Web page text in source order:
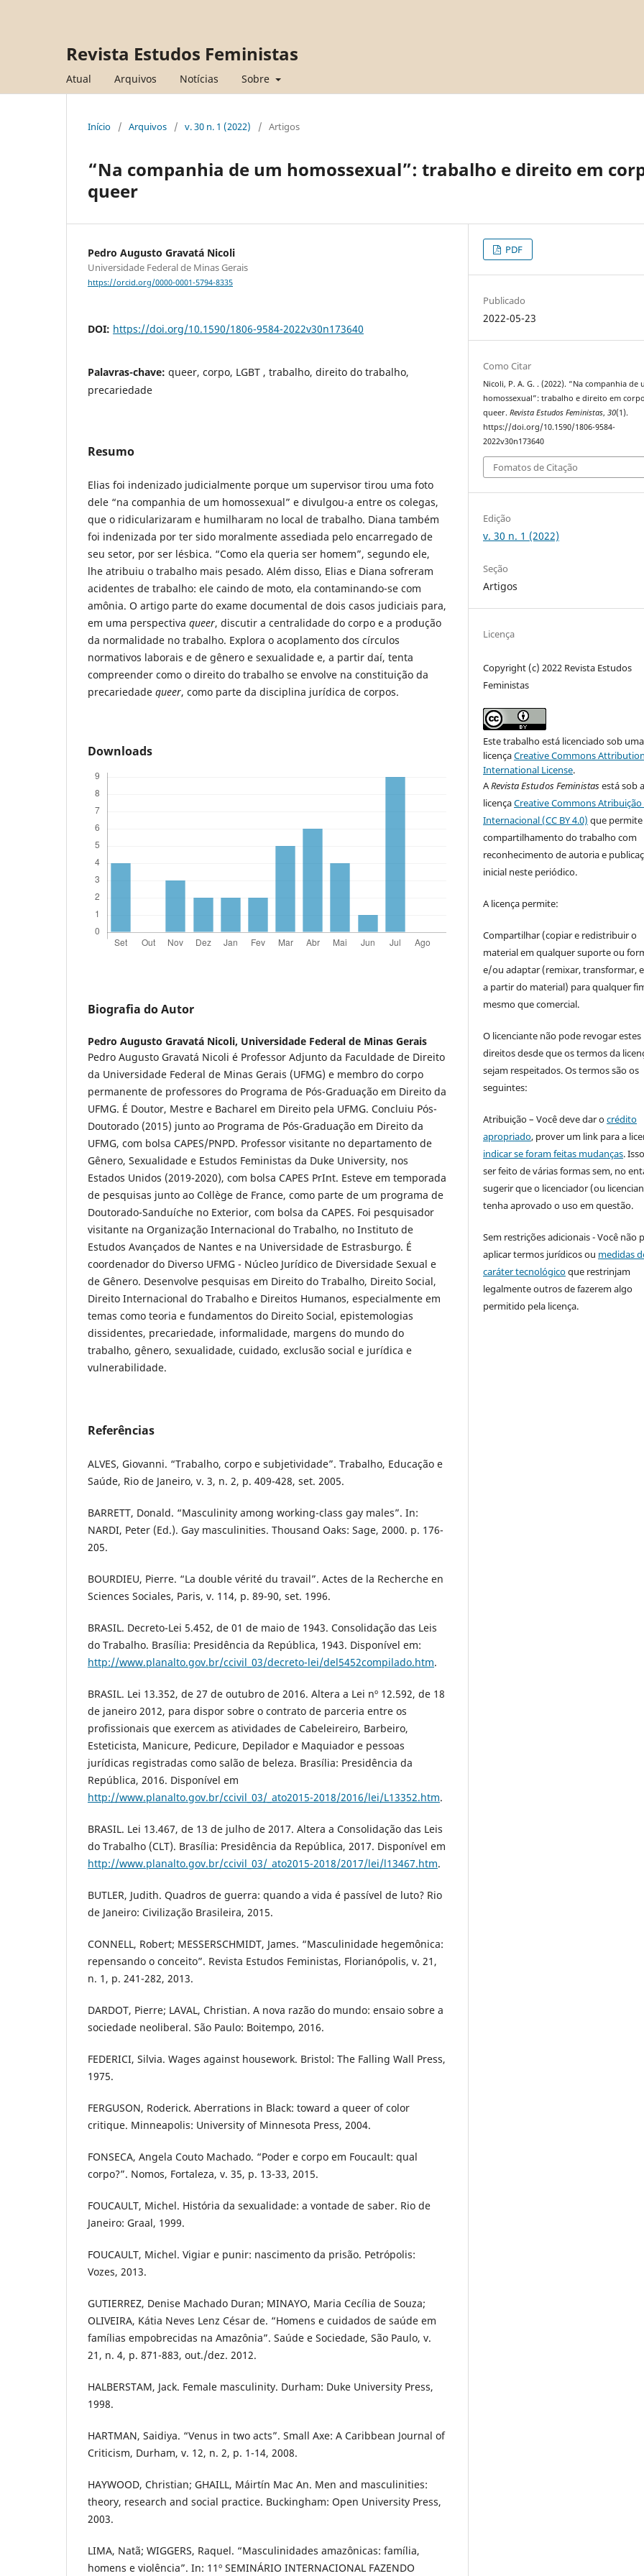
Revista Estudos Feministas
Atual Arquivos Notícias Sobre
Início / Arquivos / v. 30 n. 1 (2022) / Artigos
“Na companhia de um homossexual”: trabalho e direito em
queer
Pedro Augusto Gravatá Nicoli
Universidade Federal de Minas Gerais
https://orcid.org/0000-0001-5794-8335
DOI: https://doi.org/10.1590/1806-9584-2022v30n173640
Palavras-chave: queer, corpo, LGBT , trabalho, direito do trabalho,
precariedade
Resumo
Elias foi indenizado judicialmente porque um supervisor tirou uma foto
dele “na companhia de um homossexual” e divulgou-a entre os colegas,
que o ridicularizaram e humilharam no local de trabalho. Diana também
foi indenizada por ter sido moralmente assediada pelo encarregado de
seu setor, por ser lésbica. “Como ela queria ser homem”, segundo ele,
lhe atribuiu o trabalho mais pesado. Além disso, Elias e Diana sofreram
acidentes de trabalho: ele caindo de moto, ela contaminando-se com
amônia. O artigo parte do exame documental de dois casos judiciais para,
em uma perspectiva queer, discutir a centralidade do corpo e a produção
da normalidade no trabalho. Explora o acoplamento dos círculos
normativos laborais e de gênero e sexualidade e, a partir daí, tenta
compreender como o direito do trabalho se envolve na constituição da
precariedade queer, como parte da disciplina jurídica de corpos.
Downloads
Biografia do Autor
Pedro Augusto Gravatá Nicoli, Universidade Federal de Minas Gerais
Pedro Augusto Gravatá Nicoli é Professor Adjunto da Faculdade de Direito
da Universidade Federal de Minas Gerais (UFMG) e membro do corpo
permanente de professores do Programa de Pós-Graduação em Direito da
UFMG. É Doutor, Mestre e Bacharel em Direito pela UFMG. Concluiu Pós-
Doutorado (2015) junto ao Programa de Pós-Graduação em Direito da
UFMG, com bolsa CAPES/PNPD. Professor visitante no departamento de
Gênero, Sexualidade e Estudos Feministas da Duke University, nos
Estados Unidos (2019-2020), com bolsa CAPES PrInt. Esteve em temporada
de pesquisas junto ao Collège de France, como parte de um programa de
Doutorado-Sanduíche no Exterior, com bolsa da CAPES. Foi pesquisador
visitante na Organização Internacional do Trabalho, no Instituto de
Estudos Avançados de Nantes e na Universidade de Estrasburgo. É
coordenador do Diverso UFMG - Núcleo Jurídico de Diversidade Sexual e
de Gênero. Desenvolve pesquisas em Direito do Trabalho, Direito Social,
Direito Internacional do Trabalho e Direitos Humanos, especialmente em
temas como teoria e fundamentos do Direito Social, epistemologias
dissidentes, precariedade, informalidade, margens do mundo do
trabalho, gênero, sexualidade, cuidado, exclusão social e jurídica e
vulnerabilidade.
Referências
ALVES, Giovanni. “Trabalho, corpo e subjetividade”. Trabalho, Educação e
Saúde, Rio de Janeiro, v. 3, n. 2, p. 409-428, set. 2005.
BARRETT, Donald. “Masculinity among working-class gay males”. In:
NARDI, Peter (Ed.). Gay masculinities. Thousand Oaks: Sage, 2000. p. 176-
205.
BOURDIEU, Pierre. “La double vérité du travail”. Actes de la Recherche en
Sciences Sociales, Paris, v. 114, p. 89-90, set. 1996.
BRASIL. Decreto-Lei 5.452, de 01 de maio de 1943. Consolidação das Leis
do Trabalho. Brasília: Presidência da República, 1943. Disponível em:
http://www.planalto.gov.br/ccivil_03/decreto-lei/del5452compilado.htm.
BRASIL. Lei 13.352, de 27 de outubro de 2016. Altera a Lei nº 12.592, de 18
de janeiro 2012, para dispor sobre o contrato de parceria entre os
profissionais que exercem as atividades de Cabeleireiro, Barbeiro,
Esteticista, Manicure, Pedicure, Depilador e Maquiador e pessoas
jurídicas registradas como salão de beleza. Brasília: Presidência da
República, 2016. Disponível em
http://www.planalto.gov.br/ccivil_03/_ato2015-2018/2016/lei/L13352.htm.
BRASIL. Lei 13.467, de 13 de julho de 2017. Altera a Consolidação das Leis
do Trabalho (CLT). Brasília: Presidência da República, 2017. Disponível em
http://www.planalto.gov.br/ccivil_03/_ato2015-2018/2017/lei/l13467.htm.
BUTLER, Judith. Quadros de guerra: quando a vida é passível de luto? Rio
de Janeiro: Civilização Brasileira, 2015.
CONNELL, Robert; MESSERSCHMIDT, James. “Masculinidade hegemônica:
repensando o conceito”. Revista Estudos Feministas, Florianópolis, v. 21,
n. 1, p. 241-282, 2013.
DARDOT, Pierre; LAVAL, Christian. A nova razão do mundo: ensaio sobre a
sociedade neoliberal. São Paulo: Boitempo, 2016.
FEDERICI, Silvia. Wages against housework. Bristol: The Falling Wall Press,
1975.
FERGUSON, Roderick. Aberrations in Black: toward a queer of color
critique. Minneapolis: University of Minnesota Press, 2004.
FONSECA, Angela Couto Machado. “Poder e corpo em Foucault: qual
corpo?”. Nomos, Fortaleza, v. 35, p. 13-33, 2015.
FOUCAULT, Michel. História da sexualidade: a vontade de saber. Rio de
Janeiro: Graal, 1999.
FOUCAULT, Michel. Vigiar e punir: nascimento da prisão. Petrópolis:
Vozes, 2013.
GUTIERREZ, Denise Machado Duran; MINAYO, Maria Cecília de Souza;
OLIVEIRA, Kátia Neves Lenz César de. “Homens e cuidados de saúde em
famílias empobrecidas na Amazônia”. Saúde e Sociedade, São Paulo, v.
21, n. 4, p. 871-883, out./dez. 2012.
HALBERSTAM, Jack. Female masculinity. Durham: Duke University Press,
1998.
HARTMAN, Saidiya. “Venus in two acts”. Small Axe: A Caribbean Journal of
Criticism, Durham, v. 12, n. 2, p. 1-14, 2008.
HAYWOOD, Christian; GHAILL, Máirtín Mac An. Men and masculinities:
theory, research and social practice. Buckingham: Open University Press,
2003.
LIMA, Natã; WIGGERS, Raquel. “Masculinidades amazônicas: família,
homens e violência”. In: 11º SEMINÁRIO INTERNACIONAL FAZENDO
PDF
Publicado
2022-05-23
Como Citar
Nicoli, P. A. G. . (2022). “Na companhia de
homossexual”: trabalho e direito em corpo
queer.Revista Estudos Feministas,30(1).
https://doi.org/10.1590/1806-9584-
2022v30n173640
Fomatos de Citação
Edição
v. 30 n. 1 (2022)
Seção
Artigos
Licença
Copyright (c) 2022 Revista Estudos
Feministas
Este trabalho está licenciado sob uma
licençaCreative Commons
International License.
ARevista Estudos Feministasestá sob a
licençaCreative Commons Atribuição
Internacional (CC BY 4.0) que
compartilhamento do trabalho com
reconhecimento de autoria e
inicial neste periódico.
A licença permite:
Compartilhar (copiar e redistribuir o
material em qualquer suporte ou
e/ou adaptar (remixar, transformar,
a partir do material) para qualquer
mesmo que comercial.
O licenciante não pode revogar estes
direitos desde que os termos da
sejam respeitados. Os termos são os
seguintes:
Atribuição – Você deve dar ocrédito
apropriado, prover um link para a
indicar se foram feitas mudanças.
ser feito de várias formas sem, no
sugerir que o licenciador (ou
tenha aprovado o uso em questão.
Sem restrições adicionais - Você não
aplicar termos jurídicos ou medidas
caráter tecnológicoque restrinjam
legalmente outros de fazerem algo
permitido pela licença.